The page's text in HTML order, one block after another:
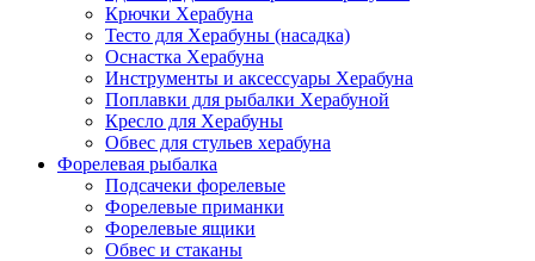
Крючки Херабуна
Тесто для Херабуны (насадка)
Оснастка Херабуна
Инструменты и аксессуары Херабуна
Поплавки для рыбалки Херабуной
Кресло для Херабуны
Обвес для стульев херабуна
Форелевая рыбалка
Подсачеки форелевые
Форелевые приманки
Форелевые ящики
Обвес и стаканы